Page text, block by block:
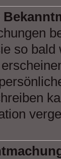
so